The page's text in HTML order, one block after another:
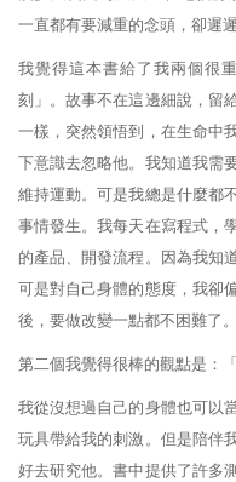
一直都有要減重的念頭，卻遲
我覺得這本書給了我兩個很
刻」。故事不在這邊細說，留
一樣，突然領悟到，在生命中
下意識去忽略他。我知道我需
維持運動。可是我總是什麼都
事情發生。我每天在寫程式，
的產品、開發流程。因為我知
可是對自己身體的態度，我卻
後，要做改變一點都不困難了。
第二個我覺得很棒的觀點是：「
我從沒想過自己的身體也可以
玩具帶給我的刺激。但是陪伴
好去研究他。書中提供了許多